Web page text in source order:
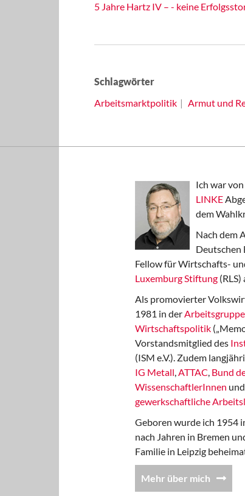
5 Jahre Hartz IV – - keine
Schlagwörter
Arbeitsmarktpolitik
Armut und
Ich war
LINKE
dem
Nach dem
Deutschen
Fellow für Wirtschafts-
Luxemburg Stiftung (RLS)
Als promovierter
1981 in der
Wirtschaftspolitik
Vorstandsmitglied des
(ISM e.V.). Zudem
IG Metall,ATTAC, Bund
WissenschaftlerInnen und
gewerkschaftliche
Geboren wurde ich 1954
nach Jahren in Bremen
Familie in Leipzig
Mehr über mich